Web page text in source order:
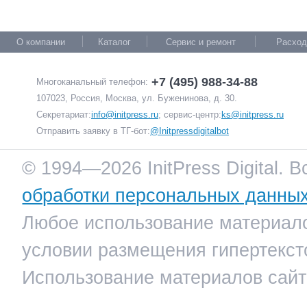
О компании Каталог Сервис и ремонт
Многоканальный телефон: +7 (495) 988-34-88
107023, Россия, Москва, ул. Буженинова, д. 30.
Секретариат:info@initpress.ru; сервис-центр: ks@initpress.ru
Отправить заявку в ТГ-бот:@Initpressdigitalbot
© 1994—2026 InitPress Digital.
обработки персональных
Любое использование
условии размещения
Использование материалов